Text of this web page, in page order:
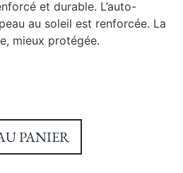
et durable. L’auto-
au soleil est renforcée. La
mieux protégée.
PANIER